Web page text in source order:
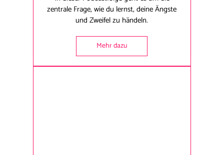
zentrale Frage, wie du lernst, deine Ängste
und Zweifel zu händeln.
Mehr dazu